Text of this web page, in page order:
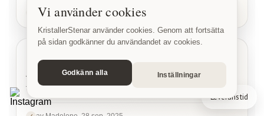
av Renee, 1 okt. 2025
Alla produkter var väldigt fina och motsvarade mina
förväntningar mycket väl. Jag är jättenöjd! Tack!
Vi använder cookies
KristallerStenar använder cookies. Genom att fortsätta
på sidan godkänner du användandet av cookies.
Godkänn alla Inställningar